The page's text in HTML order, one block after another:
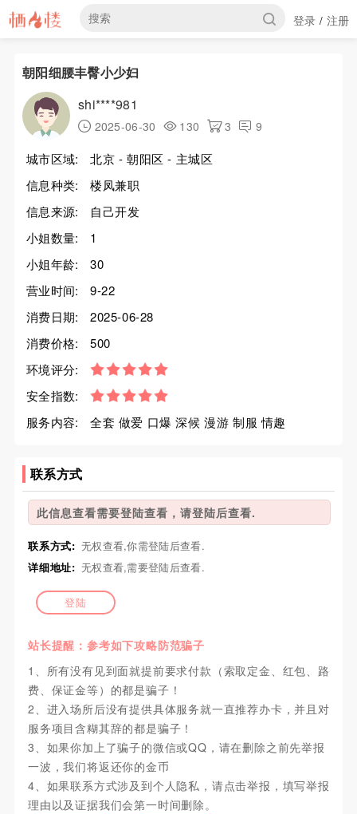
登录 / 注册
朝阳细腰丰臀小少妇
shi****981
2025-06-30 130 3 9
城市区域:
北京 - 朝阳区 - 主城区
信息种类:
楼凤兼职
信息来源:
自己开发
小姐数量:
1
小姐年龄:
30
营业时间:
9-22
消费日期:
2025-06-28
消费价格:
500
环境评分:
安全指数:
服务内容:
全套 做爱 口爆 深候 漫游 制服 情趣
联系方式
此信息查看需要登陆查看，请登陆后查看.
联系方式: 无权查看,你需登陆后查看.
详细地址: 无权查看,需要登陆后查看.
登陆
站长提醒：参考如下攻略防范骗子
1、所有没有见到面就提前要求付款（索取定金、红包、路
费、保证金等）的都是骗子！
2、进入场所后没有提供具体服务就一直推荐办卡，并且对
服务项目含糊其辞的都是骗子！
3、如果你加上了骗子的微信或QQ，请在删除之前先举报
一波，我们将返还你的金币
4、如果联系方式涉及到个人隐私，请点击举报，填写举报
理由以及证据我们会第一时间删除。